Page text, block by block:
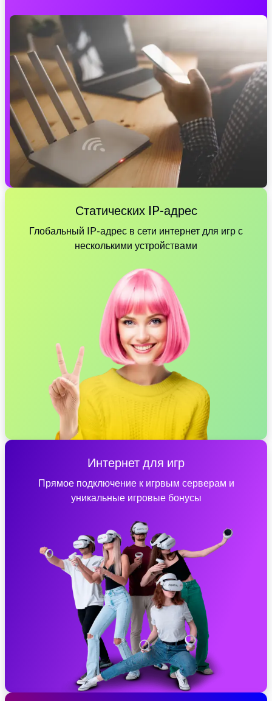
Статических IP-адрес
Глобальный IP-адрес в сети интернет для игр с
несколькими устройствами
Интернет для игр
Прямое подключение к игрвым серверам и
уникальные игровые бонусы